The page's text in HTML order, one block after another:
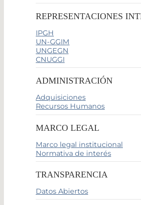
REPRESENTACIONES
IPGH
UN-GGIM
UNGEGN
CNUGGI
ADMINISTRACIÓN
Adquisiciones
Recursos Humanos
MARCO LEGAL
Marco legal institucional
Normativa de interés
TRANSPARENCIA
Datos Abiertos